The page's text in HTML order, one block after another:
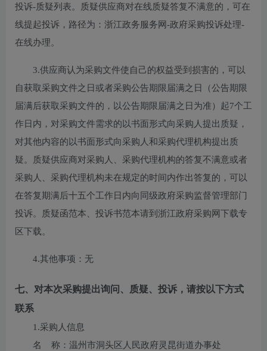
投诉-质疑列表。质疑供应商对在线质疑答复不满意的，可在
线提起投诉，路径为：浙江政务服务网-政府采购投诉处理-
在线办理。
3.供应商认为采购文件使自己的权益受到损害的，可以
自获取采购文件之日或者采购公告期限届满之日（公告期限
届满后获取采购文件的，以公告期限届满之日为准）起7个工
作日内，对采购文件需求的以书面形式向采购人提出质疑，
对其他内容的以书面形式向采购人和采购代理机构提出质
疑。质疑供应商对采购人、采购代理机构的答复不满意或者
采购人、采购代理机构未在规定的时间内作出答复的，可以
在答复期满后十五个工作日内向同级政府采购监督管理部门
投诉。质疑函范本、投诉书范本请到浙江政府采购网下载专
区下载。
4.其他事项： 无
七、对本次采购提出询问、质疑、投诉，请按以下方式
联系
1.采购人信息
名 称： 温州市洞头区人民政府灵昆街道办事处